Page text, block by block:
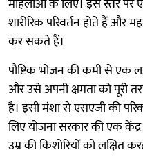
शारीरिक परिवर्तन होते हैं और
कर सकते हैं।
पौष्टिक भोजन की कमी से एक
और उसे अपनी क्षमता को पूरी
है। इसी मंशा से एसएजी की
लिए योजना सरकार की एक केंद्र
उम्र की किशोरियों को लक्षित